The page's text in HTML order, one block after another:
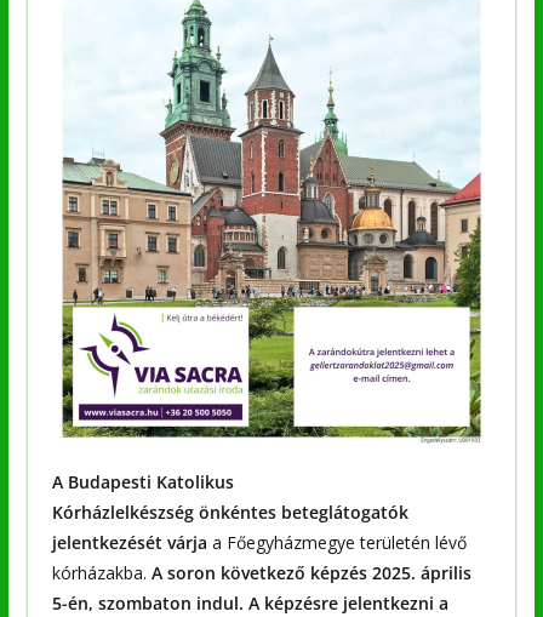
A Budapesti Katolikus
Kórházlelkészség önkéntes beteglátogatók
jelentkezését várja a Főegyházmegye területén lévő
kórházakba. A soron következő képzés 2025. április
5-én, szombaton indul. A képzésre jelentkezni a